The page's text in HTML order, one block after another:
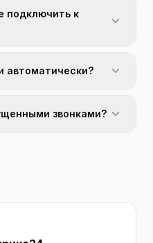
подключить к
автоматически?
звонками?